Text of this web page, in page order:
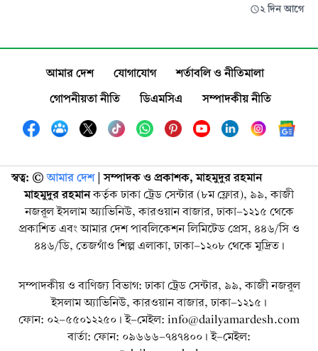
২ দিন আগে
আমার দেশ যোগাযোগ
শর্তাবলি ও নীতিমালা
গোপনীয়তা নীতি
ডিএমসিএ সম্পাদকীয় নীতি
স্বত্ব: ©️ আমার দেশ| সম্পাদক ও প্রকাশক, মাহমুদুর রহমান
মাহমুদুর রহমানকর্তৃক ঢাকা ট্রেড সেন্টার (৮ম ফ্লোর), ৯৯, কাজী
নজরুল ইসলাম অ্যাভিনিউ, কারওয়ান বাজার, ঢাকা-১২১৫ থেকে
প্রকাশিত এবং আমার দেশ পাবলিকেশন লিমিটেড প্রেস, ৪৪৬/সি ও
৪৪৬/ডি, তেজগাঁও শিল্প এলাকা, ঢাকা-১২০৮ থেকে মুদ্রিত।
সম্পাদকীয় ও বাণিজ্য বিভাগ: ঢাকা ট্রেড সেন্টার, ৯৯, কাজী নজরুল
ইসলাম অ্যাভিনিউ, কারওয়ান বাজার, ঢাকা-১২১৫।
ফোন: ০২-৫৫০১২২৫০। ই-মেইল: info@dailyamardesh.com
বার্তা: ফোন: ০৯৬৬৬-৭৪৭৪০০। ই-মেইল: